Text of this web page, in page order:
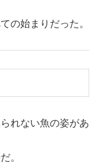
の始まりだった。
れない魚の姿があ
。